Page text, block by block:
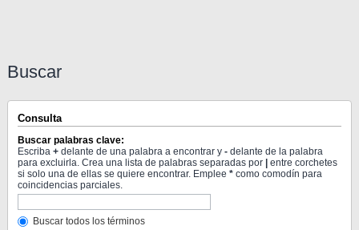
Buscar
Consulta
Buscar palabras clave:
Escriba + delante de una palabra a encontrar y - delante de la palabra
para excluirla. Crea una lista de palabras separadas por
entre corchetes
si solo una de ellas se quiere encontrar. Emplee * como comodín para
coincidencias parciales.
Buscar todos los términos